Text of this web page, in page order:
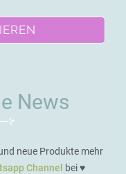
News
neue Produkte mehr
Channel bei ♥️